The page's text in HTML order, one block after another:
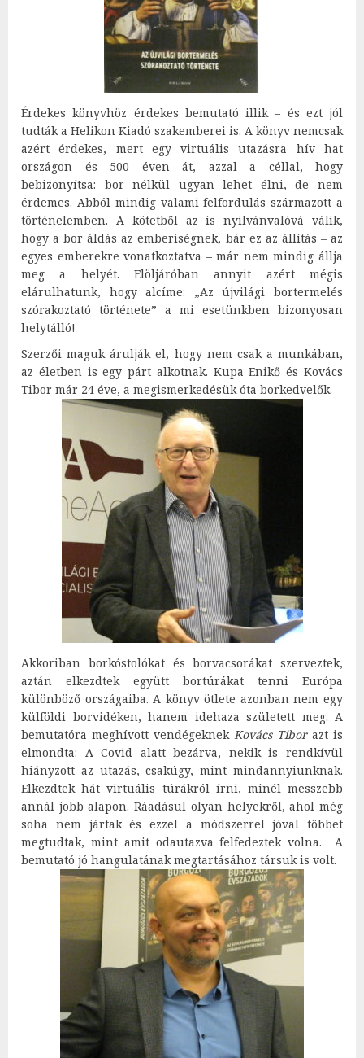
Érdekes könyvhöz érdekes bemutató illik – és ezt jól
tudták a Helikon Kiadó szakemberei is. A könyv nemcsak
azért érdekes, mert egy virtuális utazásra hív hat
országon és 500 éven át, azzal a céllal, hogy
bebizonyítsa: bor nélkül ugyan lehet élni, de nem
érdemes. Abból mindig valami felfordulás származott a
történelemben. A kötetből az is nyilvánvalóvá válik,
hogy a bor áldás az emberiségnek, bár ez az állítás – az
egyes emberekre vonatkoztatva – már nem mindig állja
meg a helyét. Elöljáróban annyit azért mégis
elárulhatunk, hogy alcíme: „Az újvilági bortermelés
szórakoztató története” a mi esetünkben bizonyosan
helytálló!
Szerzői maguk árulják el, hogy nem csak a munkában,
az életben is egy párt alkotnak. Kupa Enikő és Kovács
Tibor már 24 éve, a megismerkedésük óta borkedvelők.
Akkoriban borkóstolókat és borvacsorákat szerveztek,
aztán elkezdtek együtt bortúrákat tenni Európa
különböző országaiba. A könyv ötlete azonban nem egy
külföldi borvidéken, hanem idehaza született meg. A
bemutatóra meghívott vendégeknek Kovács Tibor azt is
elmondta: A Covid alatt bezárva, nekik is rendkívül
hiányzott az utazás, csakúgy, mint mindannyiunknak.
Elkezdtek hát virtuális túrákról írni, minél messzebb
annál jobb alapon. Ráadásul olyan helyekről, ahol még
soha nem jártak és ezzel a módszerrel jóval többet
megtudtak, mint amit odautazva felfedeztek volna. A
bemutató jó hangulatának megtartásához társuk is volt.